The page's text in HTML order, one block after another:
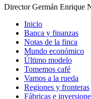
Director Germán Enrique
Inicio
Banca y finanzas
Notas de la finca
Mundo económico
Último modelo
Tomemos café
Vamos a la rueda
Regiones y fronteras
Fábricas e